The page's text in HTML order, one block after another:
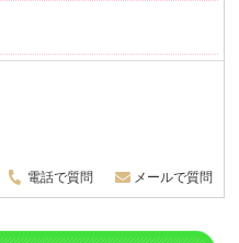
電話で質問 メールで質問